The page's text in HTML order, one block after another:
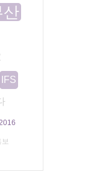
산
IFS
2016
보